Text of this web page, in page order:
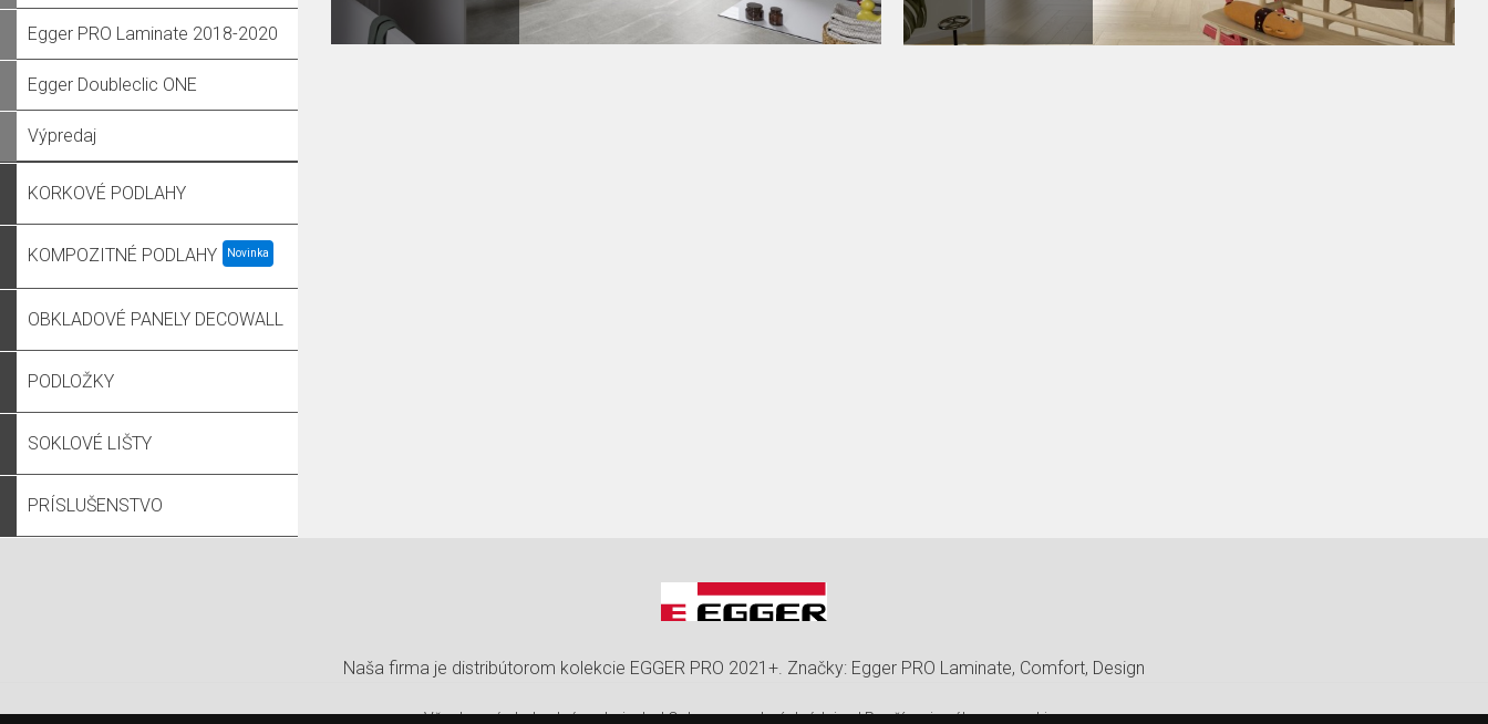
Egger PRO Laminate 2018-2020
Egger Doubleclic ONE
Výpredaj
KORKOVÉ PODLAHY
KOMPOZITNÉ PODLAHY
OBKLADOVÉ PANELY DECOWALL
PODLOŽKY
SOKLOVÉ LIŠTY
PRÍSLUŠENSTVO
Naša firma je distribútorom kolekcie EGGER PRO 2021+. Značky: Egger PRO Laminate, Comfort, Design
Všeobecné obchodné podmienky|Ochrana osobných údajov|Používanie súborov cookies